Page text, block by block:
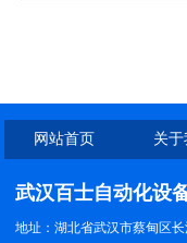
网站首页 关
武汉百士自动化设
地址：湖北省武汉市蔡甸区